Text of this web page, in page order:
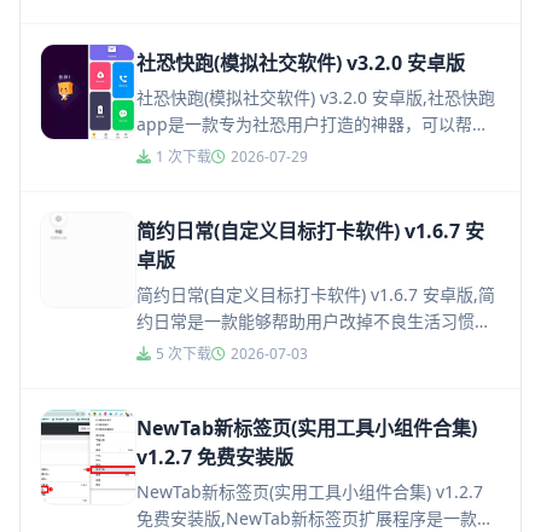
社恐快跑(模拟社交软件) v3.2.0 安卓版
社恐快跑(模拟社交软件) v3.2.0 安卓版,社恐快跑
app是一款专为社恐用户打造的神器，可以帮助
不爱社交的用户解决社交问题，有许多实用的小
1 次下载 2026-07-29
简约日常(自定义目标打卡软件) v1.6.7 安
卓版
简约日常(自定义目标打卡软件) v1.6.7 安卓版,简
约日常是一款能够帮助用户改掉不良生活习惯的
实用工具，用户可以在这里设定自己的工作学习
5 次下载 2026-07-03
NewTab新标签页(实用工具小组件合集)
v1.2.7 免费安装版
NewTab新标签页(实用工具小组件合集) v1.2.7
免费安装版,NewTab新标签页扩展程序是一款功